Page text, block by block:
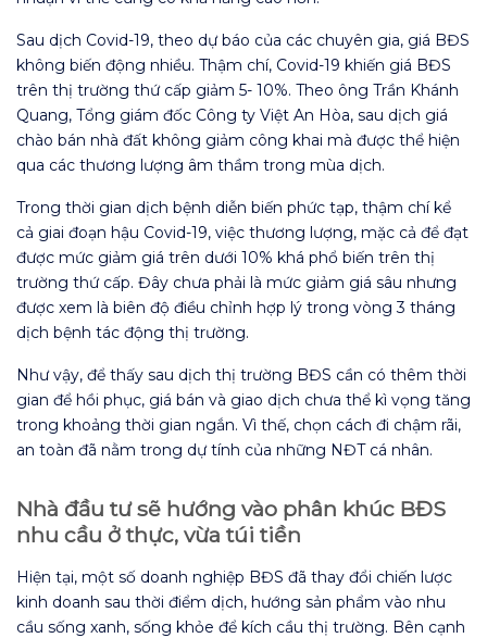
Sau dịch Covid-19, theo dự báo của các chuyên gia, giá BĐS
không biến động nhiều. Thậm chí, Covid-19 khiến giá BĐS
trên thị trường thứ cấp giảm 5- 10%. Theo ông Trần Khánh
Quang, Tổng giám đốc Công ty Việt An Hòa, sau dịch giá
chào bán nhà đất không giảm công khai mà được thể hiện
qua các thương lượng âm thầm trong mùa dịch.
Trong thời gian dịch bệnh diễn biến phức tạp, thậm chí kể
cả giai đoạn hậu Covid-19, việc thương lượng, mặc cả để đạt
được mức giảm giá trên dưới 10% khá phổ biến trên thị
trường thứ cấp. Đây chưa phải là mức giảm giá sâu nhưng
được xem là biên độ điều chỉnh hợp lý trong vòng 3 tháng
dịch bệnh tác động thị trường.
Như vậy, để thấy sau dịch thị trường BĐS cần có thêm thời
gian để hồi phục, giá bán và giao dịch chưa thể kì vọng tăng
trong khoảng thời gian ngắn. Vì thế, chọn cách đi chậm rãi,
an toàn đã nằm trong dự tính của những NĐT cá nhân.
Nhà đầu tư sẽ hướng vào phân khúc BĐS
nhu cầu ở thực, vừa túi tiền
Hiện tại, một số doanh nghiệp BĐS đã thay đổi chiến lược
kinh doanh sau thời điểm dịch, hướng sản phẩm vào nhu
cầu sống xanh, sống khỏe để kích cầu thị trường. Bên cạnh